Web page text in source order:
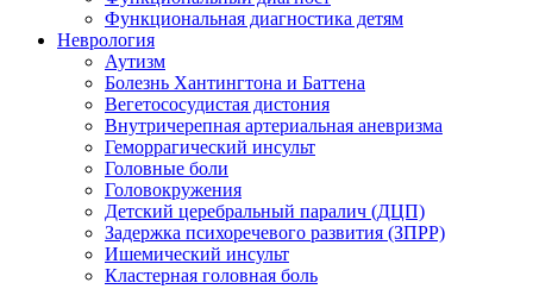
Функциональная диагностика детям
Неврология
Аутизм
Болезнь Хантингтона и Баттена
Вегетососудистая дистония
Внутричерепная артериальная аневризма
Геморрагический инсульт
Головные боли
Головокружения
Детский церебральный паралич (ДЦП)
Задержка психоречевого развития (ЗПРР)
Ишемический инсульт
Кластерная головная боль